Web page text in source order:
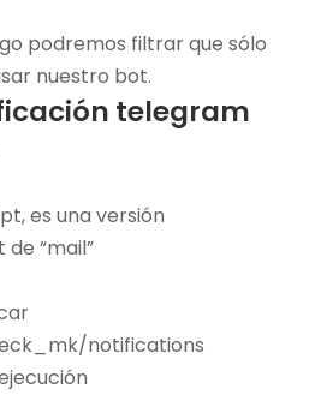
podremos filtrar que sólo
nuestro bot.
telegram
es una versión
“mail”
notifications